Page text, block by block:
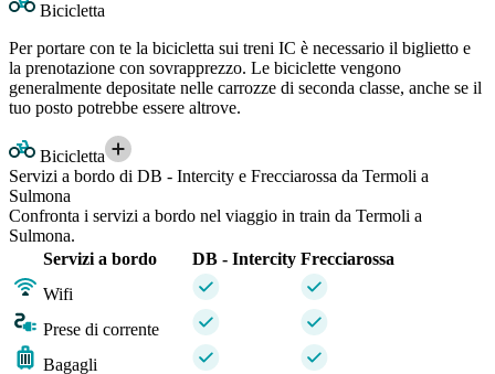
Bicicletta
Per portare con te la bicicletta sui treni IC è necessario il biglietto e
la prenotazione con sovrapprezzo. Le biciclette vengono
generalmente depositate nelle carrozze di seconda classe, anche se il
tuo posto potrebbe essere altrove.
Bicicletta
Servizi a bordo di DB - Intercity e Frecciarossa da Termoli a
Sulmona
Confronta i servizi a bordo nel viaggio in train da Termoli a
Sulmona.
Servizi a bordo
DB - Intercity Frecciarossa
Wifi
Prese di corrente
Bagagli